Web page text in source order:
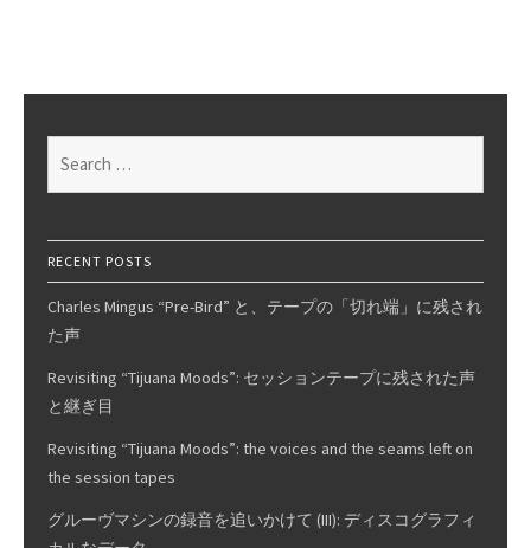
for:
RECENT POSTS
Charles Mingus “Pre-Bird” と、テープの「切れ端」に残され
た声
Revisiting “Tijuana Moods”: セッションテープに残された声
と継ぎ目
Revisiting “Tijuana Moods”: the voices and the seams left on
the session tapes
グルーヴマシンの録音を追いかけて (III): ディスコグラフィ